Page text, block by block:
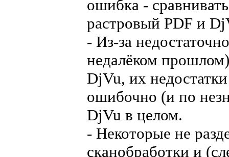
ошибка -
растровый PDF и
- Из-за
недалёком
DjVu, их
ошибочно (и по
DjVu в целом.
- Некоторые не
сканобработки и